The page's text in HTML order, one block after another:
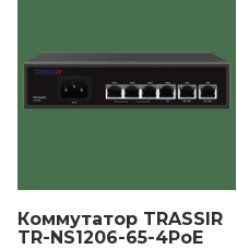
Коммутатор TRASSIR
TR-NS1206-65-4PoE